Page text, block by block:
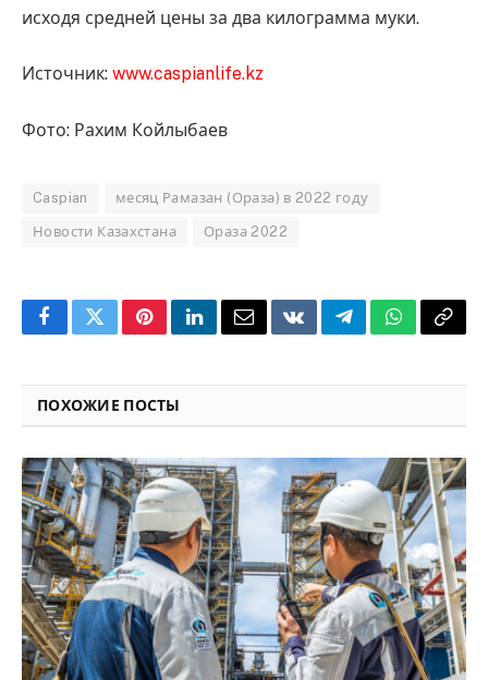
исходя средней цены за два килограмма муки.
Источник: www.caspianlife.kz
Фото: Рахим Койлыбаев
Caspian месяц Рамазан (Ораза) в 2022 году
Новости Казахстана Ораза 2022
FacebookTwitterPinterestLinkedInEmailVKontakteTelegramWhatsApp
Copy
ПОХОЖИЕ ПОСТЫ